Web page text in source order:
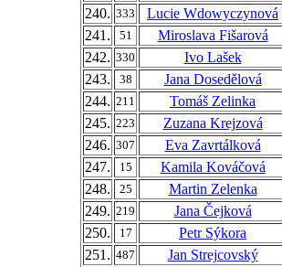
240. 333
Lucie Wdowyczynová
241.
51
Miroslava Fišarová
242. 330
Ivo Lašek
243.
38
Jana Dosedělová
244. 211
Tomáš Zelinka
245. 223
Zuzana Krejzová
246. 307
Eva Zavrtálková
247.
15
Kamila Kováčová
248.
25
Martin Zelenka
249. 219
Jana Čejková
250.
17
Petr Sýkora
251. 487
Jan Strejcovský